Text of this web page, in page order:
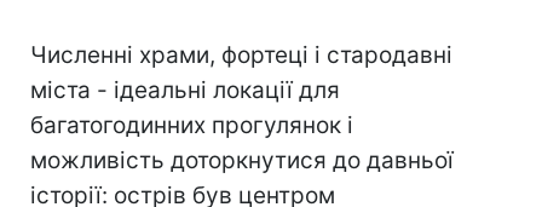
Численні храми, фортеці і стародавні
міста - ідеальні локації для
багатогодинних прогулянок і
можливість доторкнутися до давньої
історії: острів був центром